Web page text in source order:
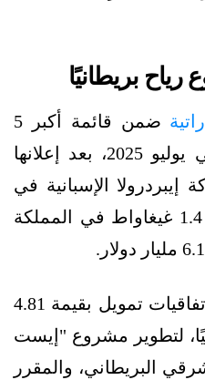
بريطانيًا
ضمن قائمة أكبر 5
صفقات طاقة متجددة في يوليو 2025، بعد إعلانها
إيبردرولا الإسبانية في
محطة رياح بحرية بقدرة 1.4 غيغاواط في المملكة
وأعلنت الشركتان توقيع اتفاقيات تمويل بقيمة 4.81
مع 24 بنكًا دوليًا، لتطوير مشروع "إيست
الشرقي البريطاني، والمقرر